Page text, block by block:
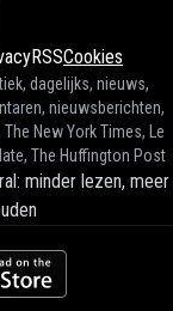
RSSCookies
dagelijks, nieuws,
nieuwsberichten,
New York Times, Le
The Huffington Post
minder lezen, meer